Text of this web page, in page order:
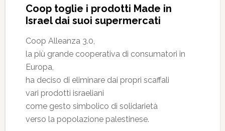
Coop toglie i prodotti Made in
Israel dai suoi supermercati
Coop Alleanza 3.0,
la più grande cooperativa di consumatori in
Europa,
ha deciso di eliminare dai propri scaffali
vari prodotti israeliani
come gesto simbolico di solidarietà
verso la popolazione palestinese.